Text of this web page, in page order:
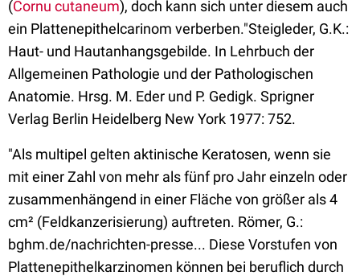
(Cornu cutaneum), doch kann sich unter diesem auch
ein Plattenepithelcarinom verberben."Steigleder, G.K.:
Haut- und Hautanhangsgebilde. In Lehrbuch der
Allgemeinen Pathologie und der Pathologischen
Anatomie. Hrsg. M. Eder und P. Gedigk. Sprigner
Verlag Berlin Heidelberg New York 1977: 752.
"Als multipel gelten aktinische Keratosen, wenn sie
mit einer Zahl von mehr als fünf pro Jahr einzeln oder
zusammenhängend in einer Fläche von größer als 4
cm² (Feldkanzerisierung) auftreten. Römer, G.:
bghm.de/nachrichten-presse... Diese Vorstufen von
Plattenepithelkarzinomen können bei beruflich durch